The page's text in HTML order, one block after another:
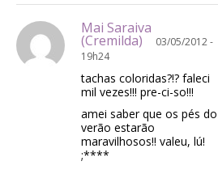
Mai Saraiva
(Cremilda)
03/05/2012 -
19h24
tachas coloridas?!? faleci
mil vezes!!! pre-ci-so!!!
amei saber que os pés do
verão estarão
maravilhosos!! valeu, lú!
;****